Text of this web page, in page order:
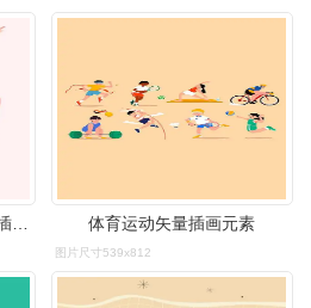
体育运动矢量插画元素
图片尺寸539x812